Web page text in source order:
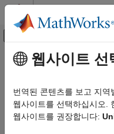
콘텐츠로 바로 가기
오프캔버스 탐
문서 홈
Bioinformatics Toolbox
Bioinformatics Pipeline
주요 콘텐츠
Output port object for
Since R2023a
웹사이트 선
번역된 콘텐츠를 보고 지역
웹사이트를 선택하십시오.
웹사이트를 권장합니다: